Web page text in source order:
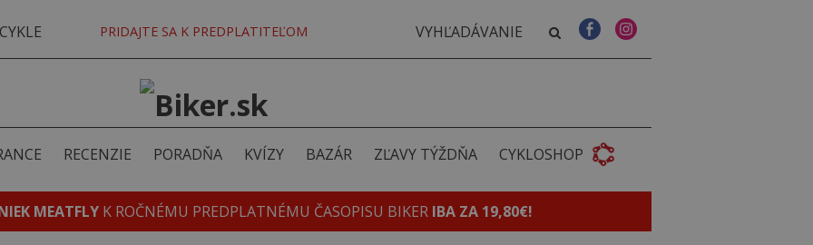
PRIDAJTE SA K PREDPLATITEĽOM
RECENZIE PORADŇA KVÍZY BAZÁR ZĽAVY TÝŽDŇA CYKLOSHOP
MEATFLY K ROČNÉMU PREDPLATNÉMU ČASOPISU BIKER IBA ZA 19,80€!